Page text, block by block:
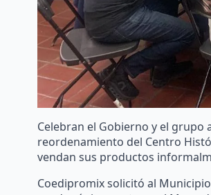
Celebran el Gobierno y el
reordenamiento del Centro
vendan sus productos
Coedipromix solicitó al